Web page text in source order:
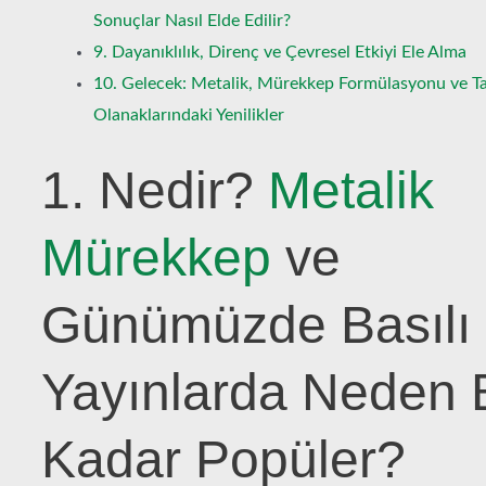
Sonuçlar Nasıl Elde Edilir?
9. Dayanıklılık, Direnç ve Çevresel Etkiyi Ele Alma
10. Gelecek: Metalik, Mürekkep Formülasyonu ve
Olanaklarındaki Yenilikler
1. Nedir? Metalik
Mürekkep ve
Günümüzde Basılı
Yayınlarda Neden
Kadar Popüler?